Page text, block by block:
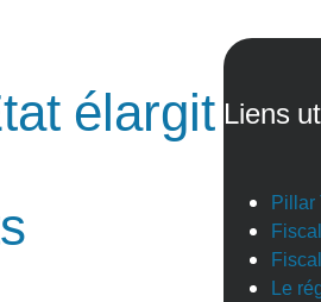
élargit Liens
Pillar
Le